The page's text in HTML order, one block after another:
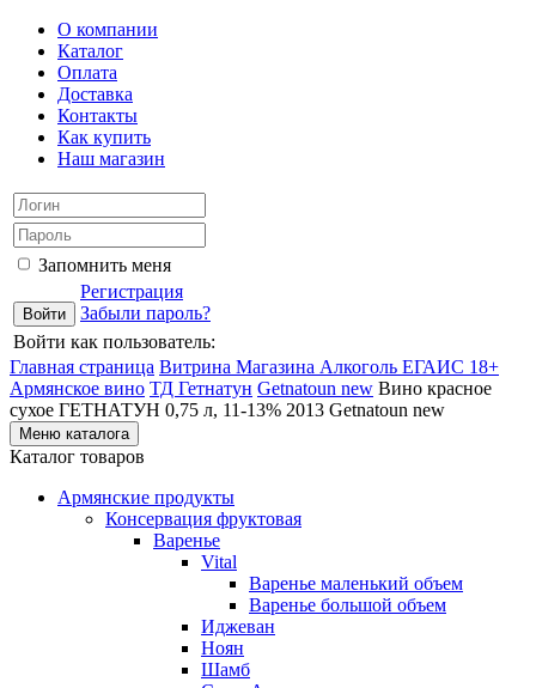
О компании
Каталог
Оплата
Доставка
Контакты
Как купить
Наш магазин
Запомнить меня
Регистрация
Забыли пароль?
Войти как пользователь:
Главная страница Витрина Магазина Алкоголь ЕГАИС 18+
Армянское вино ТД Гетнатун Getnatoun new Вино красное
сухое ГЕТНАТУН 0,75 л, 11-13% 2013 Getnatoun new
Меню каталога
Каталог товаров
Армянские продукты
Консервация фруктовая
Варенье
Vital
Варенье маленький объем
Варенье большой объем
Иджеван
Ноян
Шамб